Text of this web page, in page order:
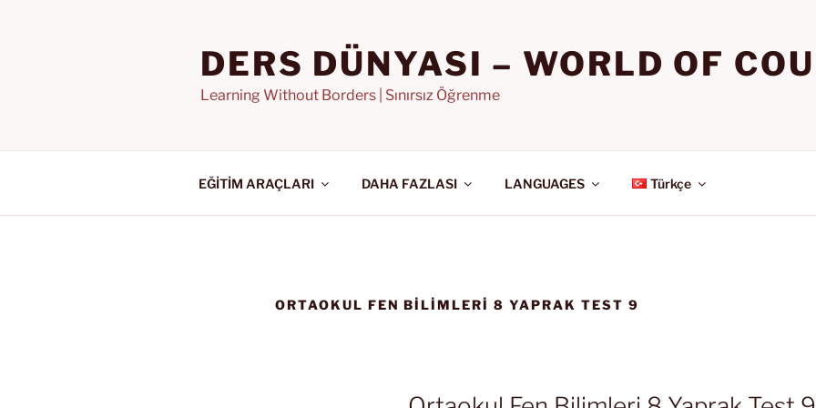
DERS DÜNYASI – WORLD OF
Learning Without Borders | Sınırsız Öğrenme
EĞİTİM ARAÇLARI DAHA FAZLASI LANGUAGES Türkçe
ORTAOKUL FEN BILIMLERI 8 YAPRAK TEST 9